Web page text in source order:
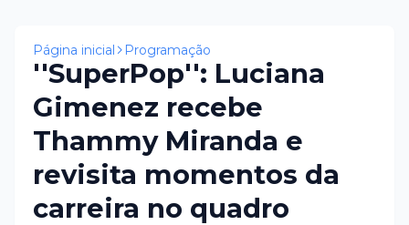
Página inicial Programação
''SuperPop'': Luciana
Gimenez recebe
Thammy Miranda e
revisita momentos da
carreira no quadro